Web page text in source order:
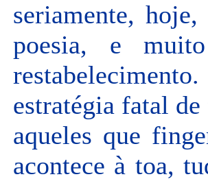
seriamente,
poesia, e
estratégia fatal
aqueles que
acontece à toa,